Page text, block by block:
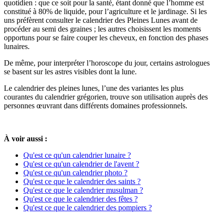
quotidien : que ce soit pour la santé, étant donné que l’homme est
constitué à 80% de liquide, pour l’agriculture et le jardinage. Si les
uns préfèrent consulter le calendrier des Pleines Lunes avant de
procéder au semi des graines ; les autres choisissent les moments
opportuns pour se faire couper les cheveux, en fonction des phases
lunaires.
De même, pour interpréter l’horoscope du jour, certains astrologues
se basent sur les astres visibles dont la lune.
Le calendrier des pleines lunes, l’une des variantes les plus
courantes du calendrier grégorien, trouve son utilisation auprès des
personnes œuvrant dans différents domaines professionnels.
À voir aussi :
Qu'est ce qu'un calendrier lunaire ?
Qu'est ce qu'un calendrier de l'avent ?
Qu'est ce qu'un calendrier photo ?
Qu'est ce que le calendrier des saints ?
Qu'est ce que le calendrier musulman ?
Qu'est ce que le calendrier des fêtes ?
Qu'est ce que le calendrier des pompiers ?